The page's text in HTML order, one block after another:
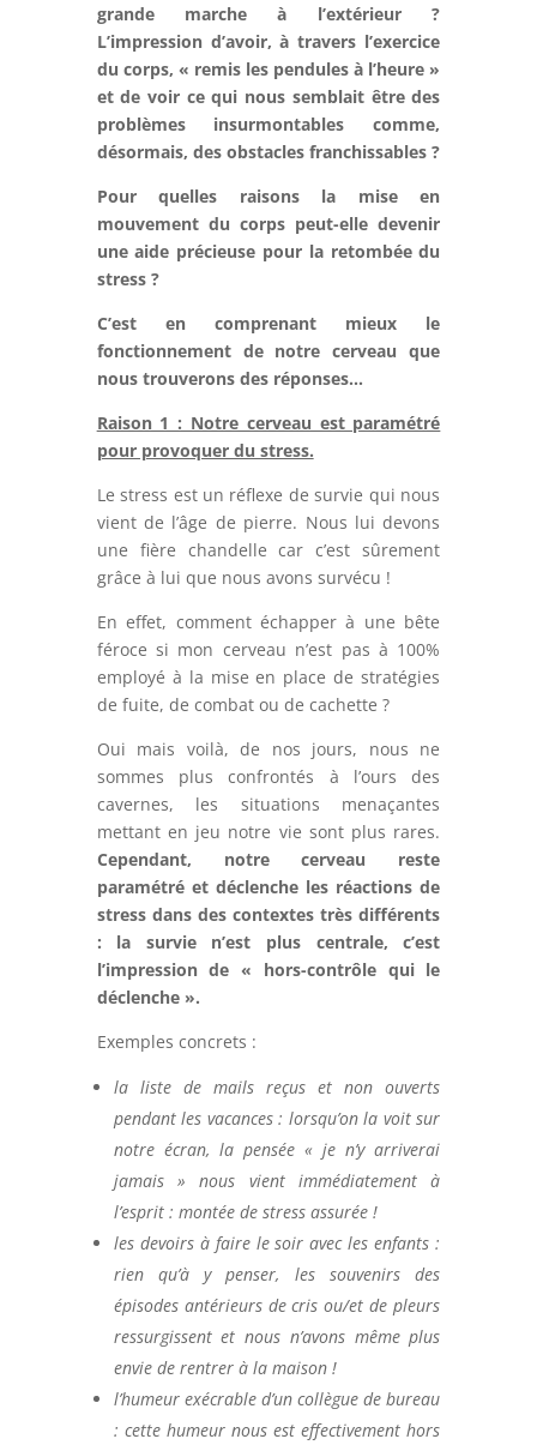
grande marche à l’extérieur ?
L’impression d’avoir, à travers l’exercice
du corps, « remis les pendules à l’heure »
et de voir ce qui nous semblait être des
problèmes insurmontables comme,
désormais, des obstacles franchissables ?
Pour quelles raisons la mise en
mouvement du corps peut-elle devenir
une aide précieuse pour la retombée du
stress ?
C’est en comprenant mieux le
fonctionnement de notre cerveau que
nous trouverons des réponses…
Raison 1 : Notre cerveau est paramétré
pour provoquer du stress.
Le stress est un réflexe de survie qui nous
vient de l’âge de pierre. Nous lui devons
une fière chandelle car c’est sûrement
grâce à lui que nous avons survécu !
En effet, comment échapper à une bête
féroce si mon cerveau n’est pas à 100%
employé à la mise en place de stratégies
de fuite, de combat ou de cachette ?
Oui mais voilà, de nos jours, nous ne
sommes plus confrontés à l’ours des
cavernes, les situations menaçantes
mettant en jeu notre vie sont plus rares.
Cependant, notre cerveau reste
paramétré et déclenche les réactions de
stress dans des contextes très différents
: la survie n’est plus centrale, c’est
l’impression de « hors-contrôle qui le
déclenche ».
Exemples concrets :
la liste de mails reçus et non ouverts
pendant les vacances: lorsqu’on la voit sur
notre écran, la pensée « je n’y arriverai
jamais » nous vient immédiatement à
l’esprit : montée de stress assurée !
les devoirs à faire le soir avec les enfants:
rien qu’à y penser, les souvenirs des
épisodes antérieurs de cris ou/et de pleurs
ressurgissent et nous n’avons même plus
envie de rentrer à la maison !
l’humeur exécrable d’un collègue de bureau
: cette humeur nous est effectivement hors